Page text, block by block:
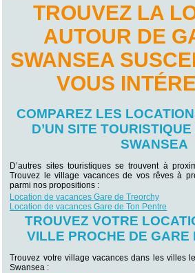
TROUVEZ LA
AUTOUR DE
SWANSEA
VOUS
COMPAREZ LES
D’UN SITE
SWANSEA
D’autres sites touristiques se trouvent à
Trouvez le village vacances de vos rêves à
parmi nos propositions :
Location de vacances Gare de Treorchy
Location de vacances Gare de Ton Pentre
TROUVEZ VOTRE
VILLE PROCHE DE GARE
Trouvez votre village vacances dans les villes
Swansea :